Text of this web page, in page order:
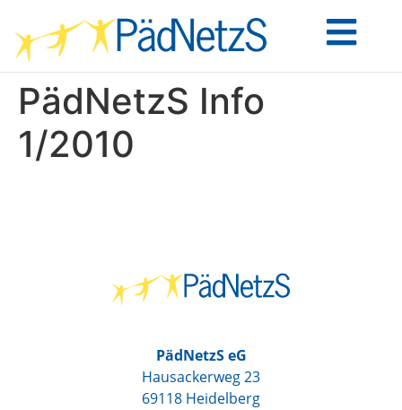
PädNetzS Info
1/2010
PädNetzS eG
Hausackerweg 23
69118 Heidelberg